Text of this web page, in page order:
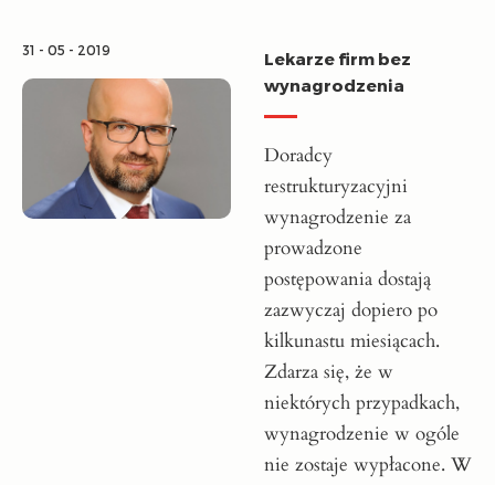
31 - 05 - 2019
Lekarze firm bez
wynagrodzenia
Doradcy
restrukturyzacyjni
wynagrodzenie za
prowadzone
postępowania dostają
zazwyczaj dopiero po
kilkunastu miesiącach.
Zdarza się, że w
niektórych przypadkach,
wynagrodzenie w ogóle
nie zostaje wypłacone. W